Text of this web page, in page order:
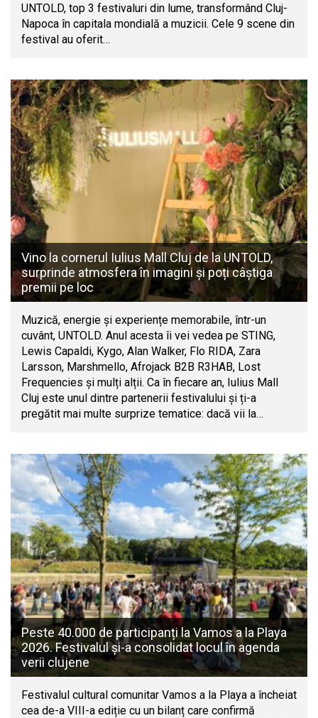
UNTOLD, top 3 festivaluri din lume, transformând Cluj-
Napoca în capitala mondială a muzicii. Cele 9 scene din
festival au oferit…
Vino la cornerul Iulius Mall Cluj de la UNTOLD,
surprinde atmosfera în imagini și poți câștiga
premii pe loc
Muzică, energie și experiențe memorabile, într-un
cuvânt, UNTOLD. Anul acesta îi vei vedea pe STING,
Lewis Capaldi, Kygo, Alan Walker, Flo RIDA, Zara
Larsson, Marshmello, Afrojack B2B R3HAB, Lost
Frequencies și mulți alții. Ca în fiecare an, Iulius Mall
Cluj este unul dintre partenerii festivalului și ți-a
pregătit mai multe surprize tematice: dacă vii la…
Peste 40.000 de participanți la Vamos a la Playa
2026. Festivalul și-a consolidat locul în agenda
verii clujene
Festivalul cultural comunitar Vamos a la Playa a încheiat
cea de-a VIII-a ediție cu un bilanț care confirmă